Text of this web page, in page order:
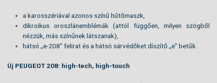
a karosszériával azonos színű hűtőmaszk,
dikroikus oroszlánemblémák (attól függően, milyen szögből
nézzük, más színűnek látszanak),
hátsó „e-208” felirat és a hátsó sárvédőket díszítő „e” betűk.
Új PEUGEOT 208: high-tech, high-touch